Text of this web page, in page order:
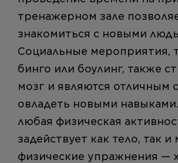
тренажерном зале
знакомиться с новыми
Социальные мероприятия,
бинго или боулинг, также
мозг и являются отличным
овладеть новыми
любая физическая
задействует как тело, так и
физические упражнения —